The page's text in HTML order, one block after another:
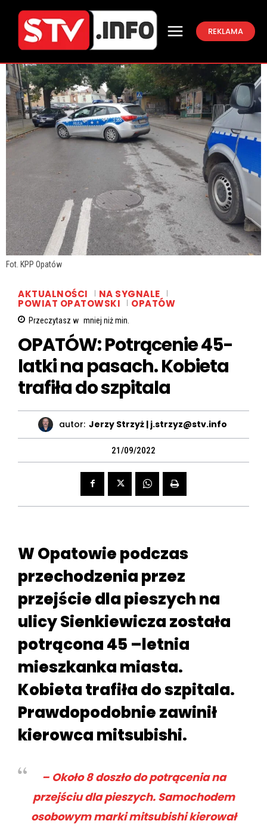
REKLAMA
Fot. KPP Opatów
AKTUALNOŚCI NA SYGNALE
POWIAT OPATOWSKI OPATÓW
Przeczytasz w mniej niżmin.
OPATÓW: Potrącenie 45-
latki na pasach. Kobieta
trafiła do szpitala
autor: Jerzy Strzyż | j.strzyz@stv.info
21/09/2022
W Opatowie podczas
przechodzenia przez
przejście dla pieszych na
ulicy Sienkiewicza została
potrącona 45 –letnia
mieszkanka miasta.
Kobieta trafiła do szpitala.
Prawdopodobnie zawinił
kierowca mitsubishi.
– Około 8 doszło do potrącenia na
przejściu dla pieszych. Samochodem
osobowym marki mitsubishi kierował